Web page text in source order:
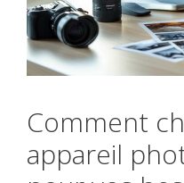
Comment
appareil